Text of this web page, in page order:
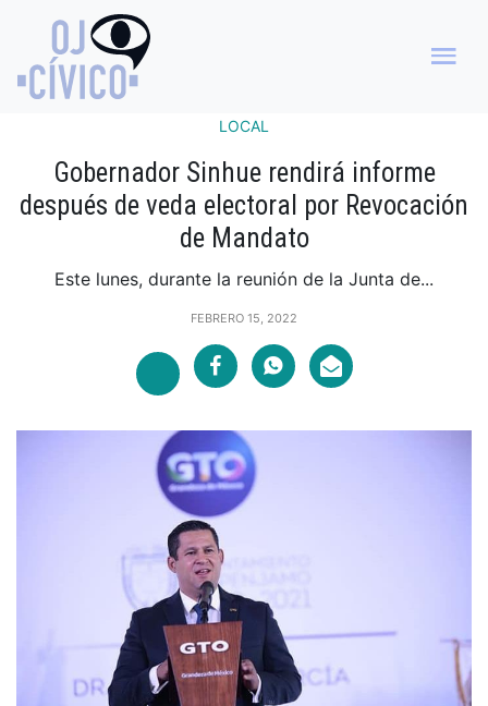
LOCAL
Gobernador Sinhue rendirá informe
después de veda electoral por Revocación
de Mandato
Este lunes, durante la reunión de la Junta de...
FEBRERO 15, 2022